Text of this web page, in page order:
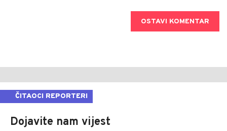
OSTAVI KOMENTAR
ČITAOCI REPORTERI
Dojavite nam vijest